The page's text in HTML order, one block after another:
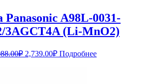
Panasonic A98L-0031-
3AGCT4A (Li-MnO2)
₽ Первоначальная
2,739.00₽Текущая
цена:
Подробнее